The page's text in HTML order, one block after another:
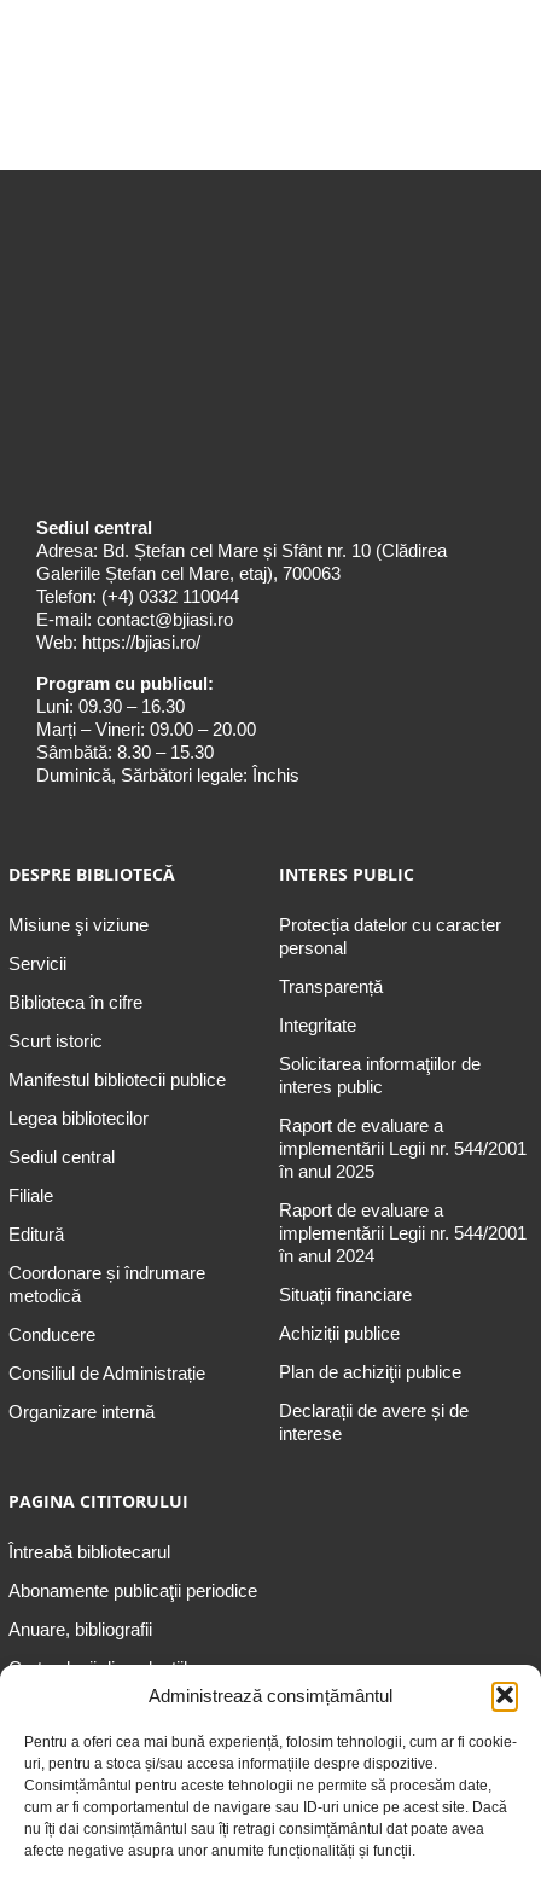
Administrează consimțământul
Pentru a oferi cea mai bună experiență, folosim tehnologii, cum ar fi cookie-
uri, pentru a stoca și/sau accesa informațiile despre dispozitive.
Consimțământul pentru aceste tehnologii ne permite să procesăm date,
cum ar fi comportamentul de navigare sau ID-uri unice pe acest site. Dacă
nu îți dai consimțământul sau îți retragi consimțământul dat poate avea
afecte negative asupra unor anumite funcționalități și funcții.
Sediul central
Adresa: Bd. Ștefan cel Mare și Sfânt nr. 10 (Clădirea
Galeriile Ștefan cel Mare, etaj), 700063
Telefon: (+4) 0332 110044
E-mail: contact@bjiasi.ro
Web: https://bjiasi.ro/
Program cu publicul:
Luni: 09.30 – 16.30
Marți – Vineri: 09.00 – 20.00
Sâmbătă: 8.30 – 15.30
Duminică, Sărbători legale: Închis
DESPRE BIBLIOTECĂ
Misiune şi viziune
Servicii
Biblioteca în cifre
Scurt istoric
Manifestul bibliotecii publice
Legea bibliotecilor
Sediul central
Filiale
Editură
Coordonare și îndrumare
metodică
Conducere
Consiliul de Administrație
Organizare internă
INTERES PUBLIC
Protecția datelor cu caracter
personal
Transparență
Integritate
Solicitarea informaţiilor de
interes public
Raport de evaluare a
implementării Legii nr. 544/2001
în anul 2025
Raport de evaluare a
implementării Legii nr. 544/2001
în anul 2024
Situații financiare
Achiziții publice
Plan de achiziţii publice
Declarații de avere și de
interese
PAGINA CITITORULUI
Întreabă bibliotecarul
Abonamente publicaţii periodice
Anuare, bibliografii
Cartea lunii din colecțiile
Informații pentru adolescenți
Informații pentru adulți
Informații pentru seniori